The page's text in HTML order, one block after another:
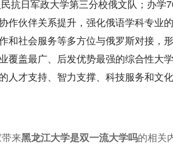
抗日军政大学第三分校俄文队；办学
伙伴关系提升，强化俄语学科专业
和社会服务等多方位与俄罗斯对接，
覆盖最广、后发优势最强的综合性大
才支持、智力支撑、科技服务和文化
来黑龙江大学是双一流大学吗的相关